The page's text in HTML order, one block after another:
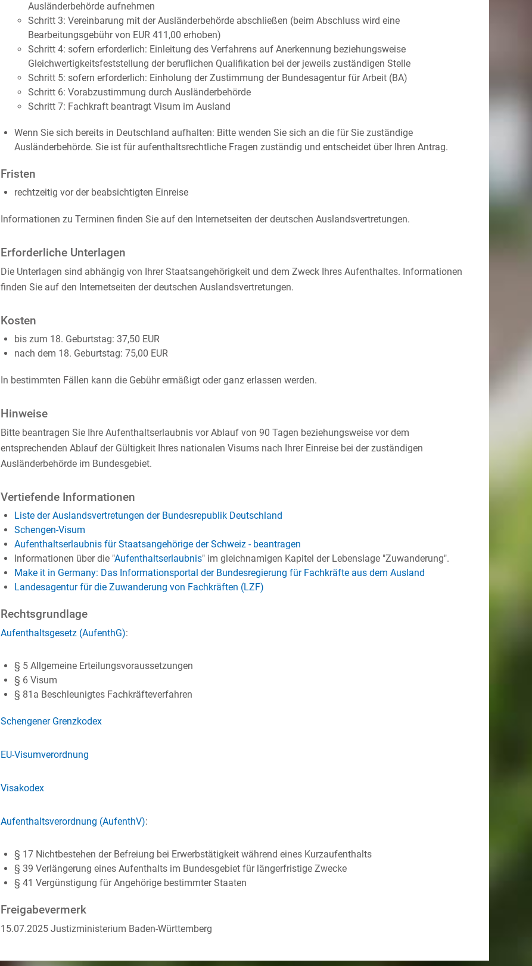
Ausländerbehörde aufnehmen
Schritt 3: Vereinbarung mit der Ausländerbehörde abschließen (beim Abschluss wird eine
Bearbeitungsgebühr von EUR 411,00 erhoben)
Schritt 4: sofern erforderlich: Einleitung des Verfahrens auf Anerkennung beziehungsweise
Gleichwertigkeitsfeststellung der beruflichen Qualifikation bei der jeweils zuständigen Stelle
Schritt 5: sofern erforderlich: Einholung der Zustimmung der Bundesagentur für Arbeit (BA)
Schritt 6: Vorabzustimmung durch Ausländerbehörde
Schritt 7: Fachkraft beantragt Visum im Ausland
Wenn Sie sich bereits in Deutschland aufhalten: Bitte wenden Sie sich an die für Sie zuständige
Ausländerbehörde. Sie ist für aufenthaltsrechtliche Fragen zuständig und entscheidet über Ihren Antrag.
Fristen
rechtzeitig vor der beabsichtigten Einreise
Informationen zu Terminen finden Sie auf den Internetseiten der deutschen Auslandsvertretungen.
Erforderliche Unterlagen
Die Unterlagen sind abhängig von Ihrer Staatsangehörigkeit und dem Zweck Ihres Aufenthaltes. Informationen
finden Sie auf den Internetseiten der deutschen Auslandsvertretungen.
Kosten
bis zum 18. Geburtstag: 37,50 EUR
nach dem 18. Geburtstag: 75,00 EUR
In bestimmten Fällen kann die Gebühr ermäßigt oder ganz erlassen werden.
Hinweise
Bitte beantragen Sie Ihre Aufenthaltserlaubnis vor Ablauf von 90 Tagen beziehungsweise vor dem
entsprechenden Ablauf der Gültigkeit Ihres nationalen Visums nach Ihrer Einreise bei der zuständigen
Ausländerbehörde im Bundesgebiet.
Vertiefende Informationen
Liste der Auslandsvertretungen der Bundesrepublik Deutschland
Schengen-Visum
Aufenthaltserlaubnis für Staatsangehörige der Schweiz - beantragen
Informationen über die "Aufenthaltserlaubnis" im gleichnamigen Kapitel der Lebenslage "Zuwanderung".
Make it in Germany: Das Informationsportal der Bundesregierung für Fachkräfte aus dem Ausland
Landesagentur für die Zuwanderung von Fachkräften (LZF)
Rechtsgrundlage
Aufenthaltsgesetz (AufenthG):
§ 5 Allgemeine Erteilungsvoraussetzungen
§ 6 Visum
§ 81a Beschleunigtes Fachkräfteverfahren
Schengener Grenzkodex
EU-Visumverordnung
Visakodex
Aufenthaltsverordnung (AufenthV):
§ 17 Nichtbestehen der Befreiung bei Erwerbstätigkeit während eines Kurzaufenthalts
§ 39 Verlängerung eines Aufenthalts im Bundesgebiet für längerfristige Zwecke
§ 41 Vergünstigung für Angehörige bestimmter Staaten
Freigabevermerk
15.07.2025 Justizministerium Baden-Württemberg